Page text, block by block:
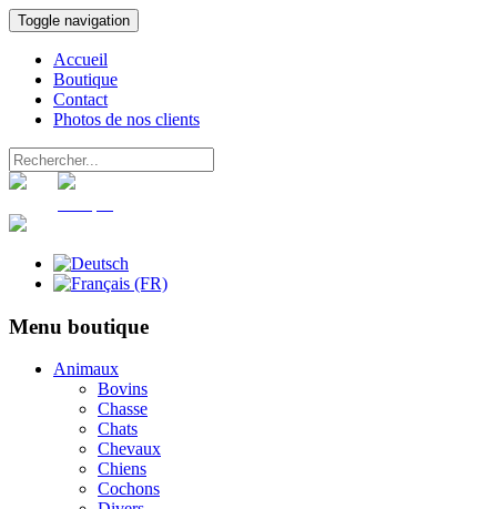
Toggle navigation
Accueil
Boutique
Contact
Photos de nos clients
Menu boutique
Animaux
Bovins
Chasse
Chats
Chevaux
Chiens
Cochons